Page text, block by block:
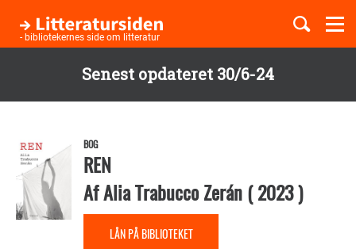
Senest opdateret 30/6-24
- bibliotekernes side om litteratur
Børnebøger
Temaer
BOG
REN
AfAlia Trabucco Zerán(2023)
LÅN PÅ BIBLIOTEKET